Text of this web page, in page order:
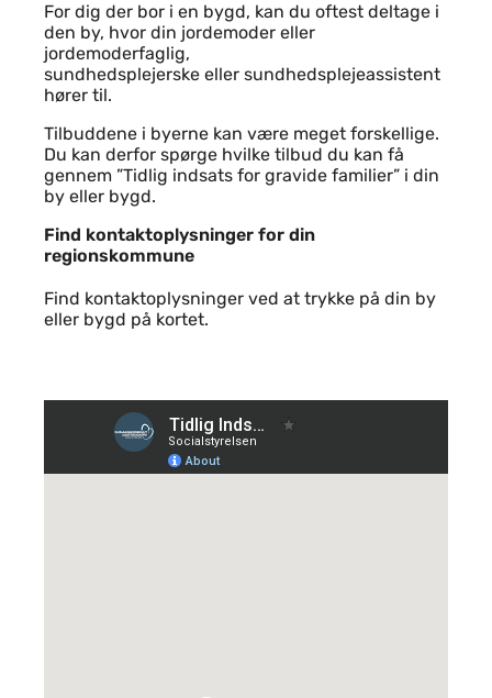
For dig der bor i en bygd, kan du oftest deltage i
den by, hvor din jordemoder eller
jordemoderfaglig,
sundhedsplejerske eller sundhedsplejeassistent
hører til.
Tilbuddene i byerne kan være meget forskellige.
Du kan derfor spørge hvilke tilbud du kan få
gennem ”Tidlig indsats for gravide familier” i din
by eller bygd.
Find kontaktoplysninger for din
regionskommune
Find kontaktoplysninger ved at trykke på din by
eller bygd på kortet.